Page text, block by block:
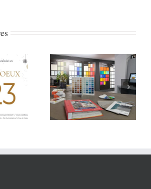
: nos
fermés le
26 mai.
notre
showroom
27 mai!
Congés annuels
pour Les magasins
Espace
Revêtements Coste